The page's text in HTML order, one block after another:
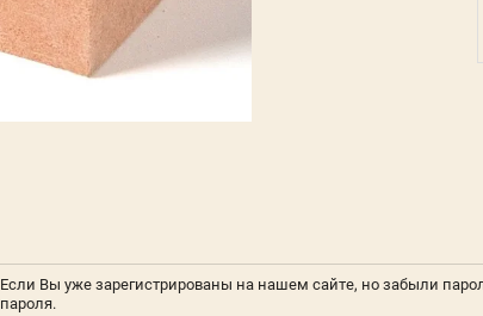
Если Вы уже зарегистрированы на нашем сайте, но забыли
пароля.